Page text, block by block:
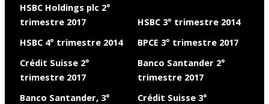
HSBC Holdings plc 2°
trimestre 2017
HSBC 3° trimestre 2014
HSBC 4° trimestre 2014
BPCE 3° trimestre 2017
Crédit Suisse 2°
trimestre 2017
Banco Santander 2°
trimestre 2017
Banco Santander, 3°
Crédit Suisse 3°